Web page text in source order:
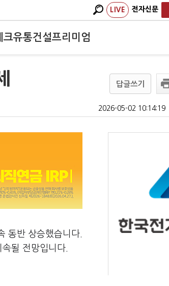
LIVE 전자신문
크유통건설프리미엄
답글쓰기
2026-05-02 10:14:19
동반 상승했습니다.
될 전망입니다.